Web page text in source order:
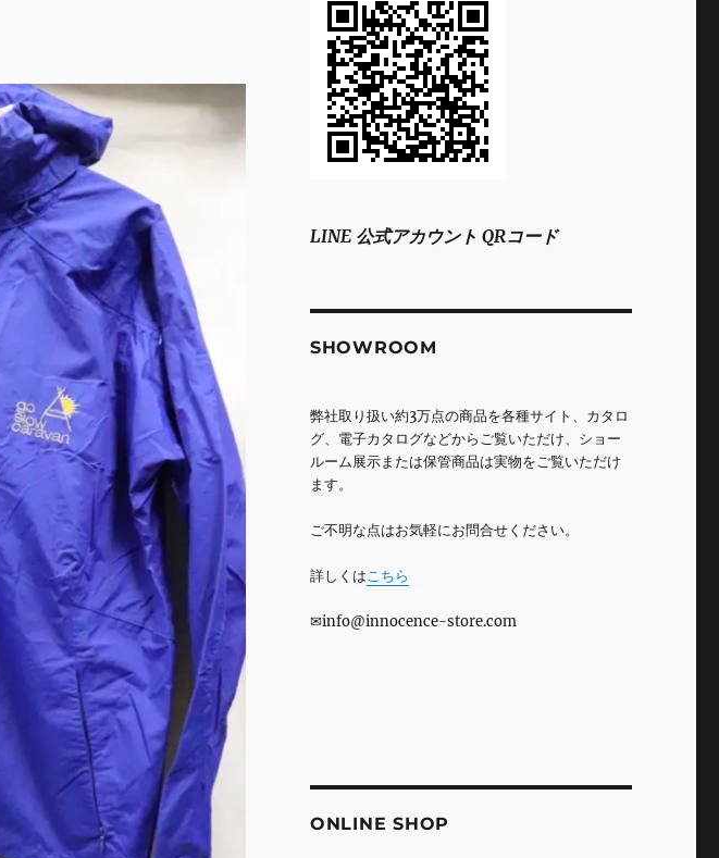
LINE 公式アカウント QRコード
SHOWROOM
弊社取り扱い約3万点の商品を各種サイト、カタロ
グ、電子カタログなどからご覧いただけ、ショー
ルーム展示または保管商品は実物をご覧いただけ
ます。
ご不明な点はお気軽にお問合せください。
詳しくはこちら
✉info@innocence-store.com
ONLINE SHOP